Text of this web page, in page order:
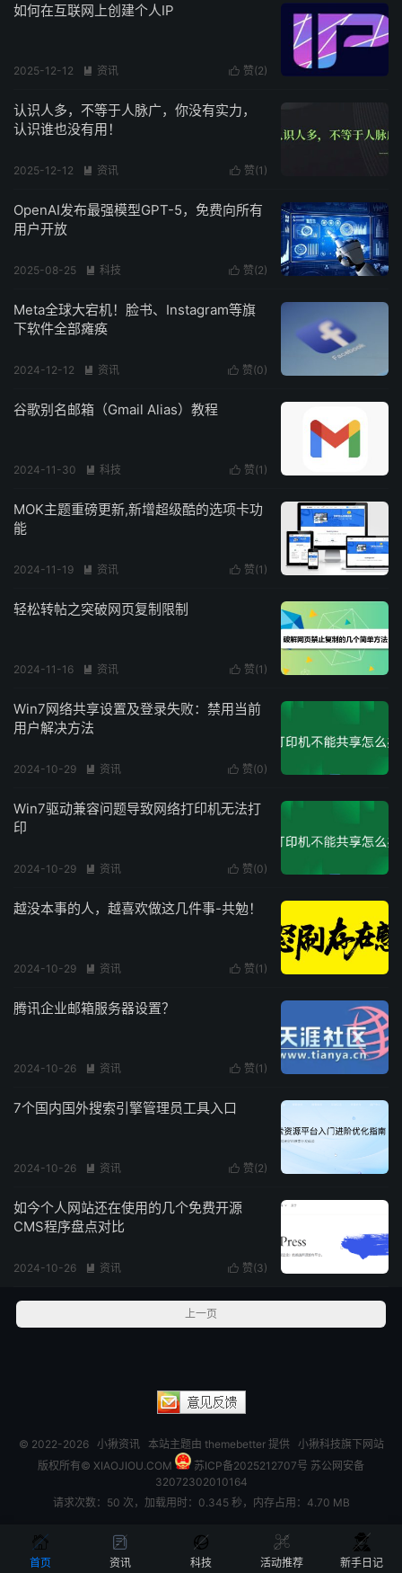
如何在互联网上创建个人IP
 赞(2)
2025-12-12  资讯
认识人多，不等于人脉广，你没有实力，
认识谁也没有用！
 赞(1 )
2025-12-12  资讯
OpenAI发布最强模型GPT-5，免费向所有
用户开放
 赞(2)
2025-08-25  科技
Meta全球大宕机！脸书、Instagram等旗
下软件全部瘫痪
 赞(0)
2024-12-12  资讯
谷歌别名邮箱（Gmail Alias）教程
 赞(1 )
2024-11-30  科技
MOK主题重磅更新,新增超级酷的选项卡功
能
 赞(1 )
2024-11-19  资讯
轻松转帖之突破网页复制限制
 赞(1 )
2024-11-16  资讯
Win7网络共享设置及登录失败：禁用当前
用户解决方法
 赞(0)
2024-10-29  资讯
Win7驱动兼容问题导致网络打印机无法打
印
 赞(0)
2024-10-29  资讯
越没本事的人，越喜欢做这几件事-共勉！
 赞(1 )
2024-10-29  资讯
腾讯企业邮箱服务器设置？
 赞(1 )
2024-10-26  资讯
7个国内国外搜索引擎管理员工具入口
 赞(2)
2024-10-26  资讯
如今个人网站还在使用的几个免费开源
CMS程序盘点对比
 赞(3)
2024-10-26  资讯
上一页
© 2022-2026 小揪资讯本站主题由 themebetter提供 小揪科技旗下网站
版权所有© XIAOJIOU.COM
苏ICP备2025212707号 苏公网安备
32072302010164
请求次数：50 次，加载用时：0.345 秒，内存占用：4.70 MB

首页

资讯

科技

活动推荐

新手日记